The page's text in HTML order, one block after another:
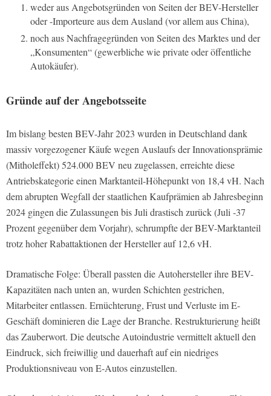
weder aus Angebotsgründen von Seiten der BEV-Hersteller
oder -Importeure aus dem Ausland (vor allem aus China),
noch aus Nachfragegründen von Seiten des Marktes und der
„Konsumenten“ (gewerbliche wie private oder öffentliche
Autokäufer).
Gründe auf der Angebotsseite
Im bislang besten BEV-Jahr 2023 wurden in Deutschland dank
massiv vorgezogener Käufe wegen Auslaufs der Innovationsprämie
(Mitholeffekt) 524.000 BEV neu zugelassen, erreichte diese
Antriebskategorie einen Marktanteil-Höhepunkt von 18,4 vH. Nach
dem abrupten Wegfall der staatlichen Kaufprämien ab Jahresbeginn
2024 gingen die Zulassungen bis Juli drastisch zurück (Juli -37
Prozent gegenüber dem Vorjahr), schrumpfte der BEV-Marktanteil
trotz hoher Rabattaktionen der Hersteller auf 12,6 vH.
Dramatische Folge: Überall passten die Autohersteller ihre BEV-
Kapazitäten nach unten an, wurden Schichten gestrichen,
Mitarbeiter entlassen. Ernüchterung, Frust und Verluste im E-
Geschäft dominieren die Lage der Branche. Restrukturierung heißt
das Zauberwort. Die deutsche Autoindustrie vermittelt aktuell den
Eindruck, sich freiwillig und dauerhaft auf ein niedriges
Produktionsniveau von E-Autos einzustellen.